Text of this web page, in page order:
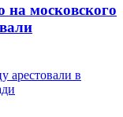
московского